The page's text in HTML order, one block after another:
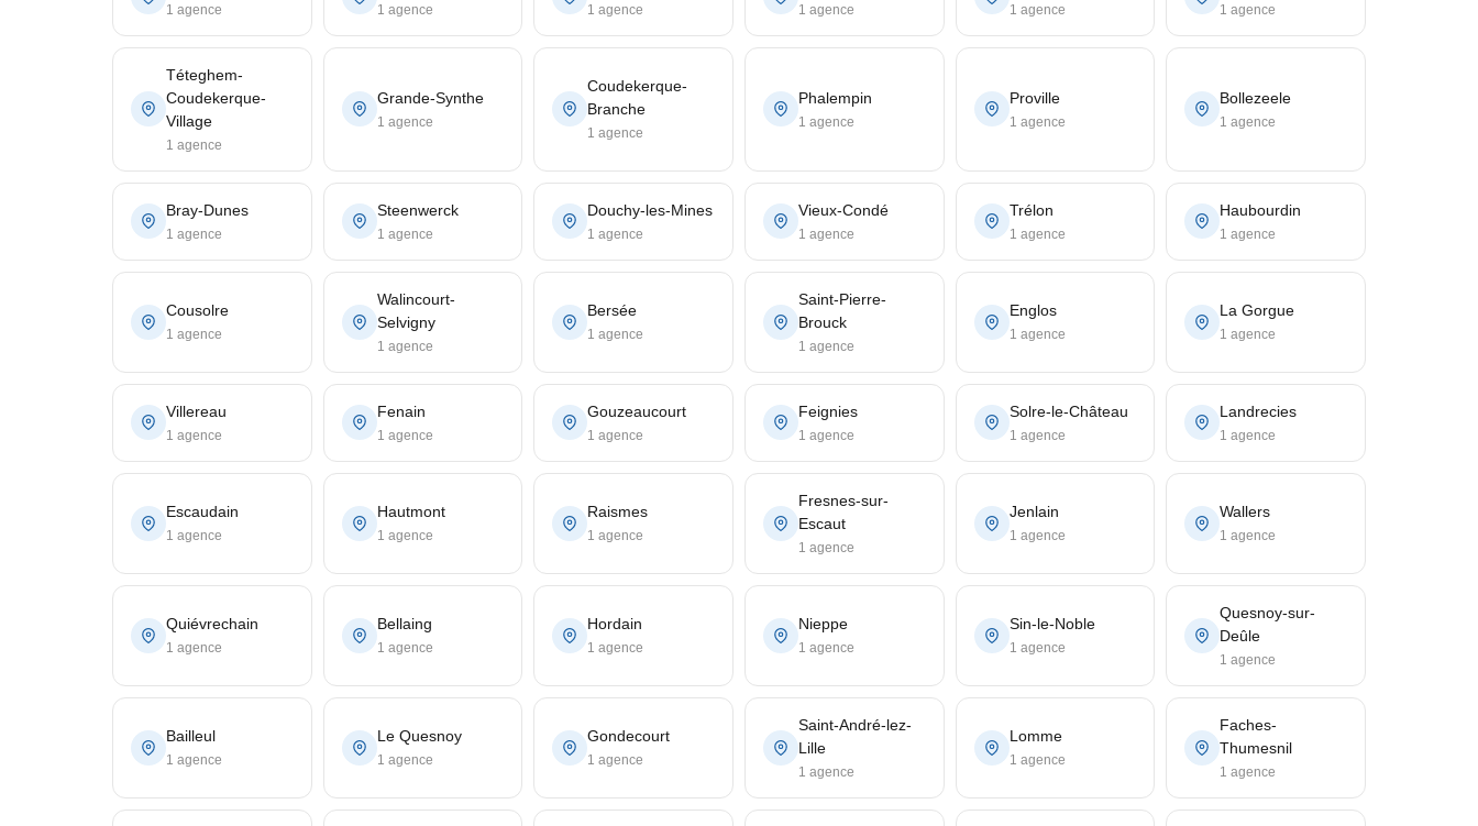
1 agence 1 agence 1 agence 1 agence 1 agence 1 agence
Téteghem-
Coudekerque-
Village
1 agence
Grande-Synthe
1 agence
Coudekerque-
Branche
1 agence
Phalempin
1 agence
Proville
1 agence
Bollezeele
1 agence
Bray-Dunes
1 agence
Steenwerck
1 agence
Douchy-les-Mines
1 agence
Vieux-Condé
1 agence
Trélon
1 agence
Haubourdin
1 agence
Cousolre
1 agence
Walincourt-
Selvigny
1 agence
Bersée
1 agence
Saint-Pierre-
Brouck
1 agence
Englos
1 agence
La Gorgue
1 agence
Villereau
1 agence
Fenain
1 agence
Gouzeaucourt
1 agence
Feignies
1 agence
Solre-le-Château
1 agence
Landrecies
1 agence
Escaudain
1 agence
Hautmont
1 agence
Raismes
1 agence
Fresnes-sur-
Escaut
1 agence
Jenlain
1 agence
Wallers
1 agence
Quiévrechain
1 agence
Bellaing
1 agence
Hordain
1 agence
Nieppe
1 agence
Sin-le-Noble
1 agence
Quesnoy-sur-
Deûle
1 agence
Bailleul
1 agence
Le Quesnoy
1 agence
Gondecourt
1 agence
Saint-André-lez-
Lille
1 agence
Lomme
1 agence
Faches-
Thumesnil
1 agence